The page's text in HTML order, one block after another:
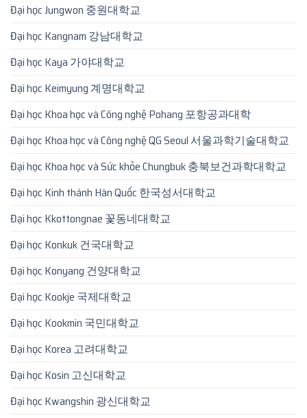
Đại học Jungwon 중원대학교
Đại học Kangnam 강남대학교
Đại học Kaya 가야대학교
Đại học Keimyung 계명대학교
Đại học Khoa học và Công nghệ Pohang 포항공과대학
Đại học Khoa học và Công nghệ QG Seoul 서울과학기술대학교
Đại học Khoa học và Sức khỏe Chungbuk 충북보건과학대학교
Đại học Kinh thánh Hàn Quốc 한국성서대학교
Đại học Kkottongnae 꽃동네대학교
Đại học Konkuk 건국대학교
Đại học Konyang 건양대학교
Đại học Kookje 국제대학교
Đại học Kookmin 국민대학교
Đại học Korea 고려대학교
Đại học Kosin 고신대학교
Đại học Kwangshin 광신대학교